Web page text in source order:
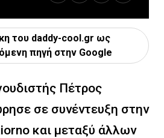
του daddy-cool.gr ως
πηγή στην Google
Πέτρος
σε συνέντευξη στην
και μεταξύ άλλων